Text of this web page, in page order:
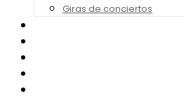
Giras de conciertos